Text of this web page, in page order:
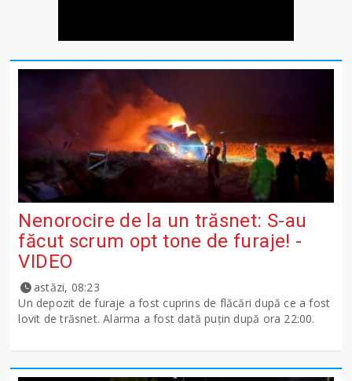
Nenorocire de la un trăsnet: S-au
făcut scrum opt tone de furaje! -
VIDEO
astăzi, 08:23
Un depozit de furaje a fost cuprins de flăcări după ce a fost
lovit de trăsnet. Alarma a fost dată puțin după ora 22:00.